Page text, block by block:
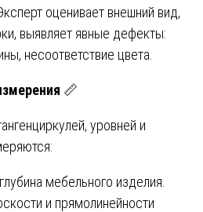
оценивает внешний вид,
выявляет явные дефекты:
несоответствие цвета.
📏
уровней и
мебельного изделия.
и прямолинейности